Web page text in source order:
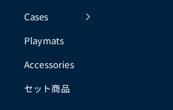
Cases
Playmats
Accessories
セット商品